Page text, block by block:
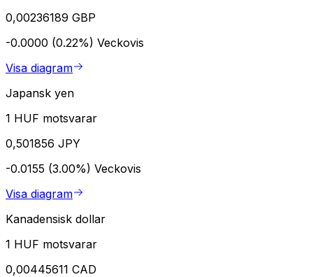
0,00236189 GBP
-0.0000 (0.22%) Veckovis
Visa diagram
Japansk yen
1 HUF motsvarar
0,501856 JPY
-0.0155 (3.00%) Veckovis
Visa diagram
Kanadensisk dollar
1 HUF motsvarar
0,00445611 CAD